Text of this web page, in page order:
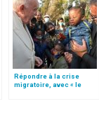
Répondre à la crise
migratoire, avec « le